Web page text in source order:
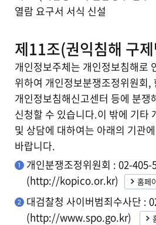
열람 요구서 서식 신설
제11조(권익침해 구
개인정보주체는 개인정보침해로
위하여 개인정보분쟁조정위원회,
개인정보침해신고센터 등에 분쟁
신청할 수 있습니다.이 밖에 기타
및 상담에 대하여는 아래의 기관
바랍니다.
개인분쟁조정위원회 : 02-405-
(http://kopico.or.kr)
홈페
대검찰청 사이버범죄수사단 :
(http://www.spo.go.kr)